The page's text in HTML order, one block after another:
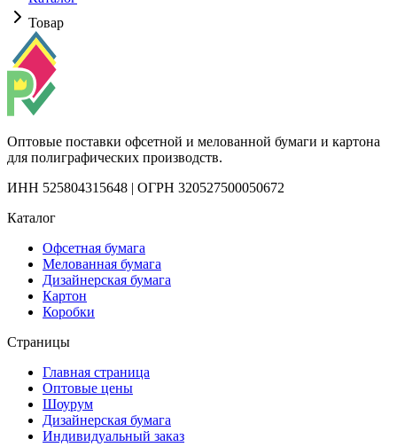
Товар
Оптовые поставки офсетной и мелованной бумаги и картона
для полиграфических производств.
ИНН 525804315648 | ОГРН 320527500050672
Каталог
Офсетная бумага
Мелованная бумага
Дизайнерская бумага
Картон
Коробки
Страницы
Главная страница
Оптовые цены
Шоурум
Дизайнерская бумага
Индивидуальный заказ